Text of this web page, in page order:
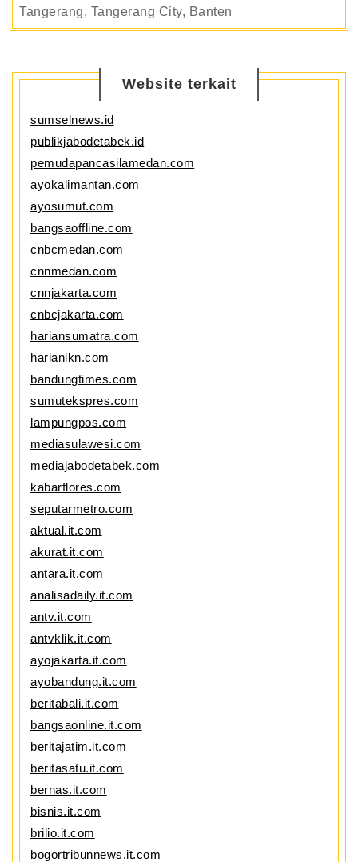
Tangerang, Tangerang City, Banten
Website terkait
sumselnews.id
publikjabodetabek.id
pemudapancasilamedan.com
ayokalimantan.com
ayosumut.com
bangsaoffline.com
cnbcmedan.com
cnnmedan.com
cnnjakarta.com
cnbcjakarta.com
hariansumatra.com
harianikn.com
bandungtimes.com
sumutekspres.com
lampungpos.com
mediasulawesi.com
mediajabodetabek.com
kabarflores.com
seputarmetro.com
aktual.it.com
akurat.it.com
antara.it.com
analisadaily.it.com
antv.it.com
antvklik.it.com
ayojakarta.it.com
ayobandung.it.com
beritabali.it.com
bangsaonline.it.com
beritajatim.it.com
beritasatu.it.com
bernas.it.com
bisnis.it.com
brilio.it.com
bogortribunnews.it.com